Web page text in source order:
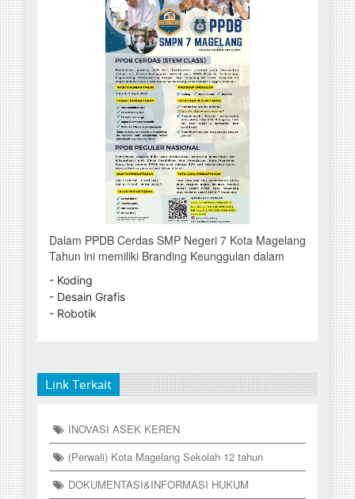
Dalam PPDB Cerdas SMP Negeri 7 Kota Magelang
Tahun ini memiliki Branding Keunggulan dalam
- Koding
- Desain Grafis
- Robotik
Link Terkait
INOVASI ASEK KEREN
(Perwali) Kota Magelang Sekolah 12 tahun
DOKUMENTASI&INFORMASI HUKUM